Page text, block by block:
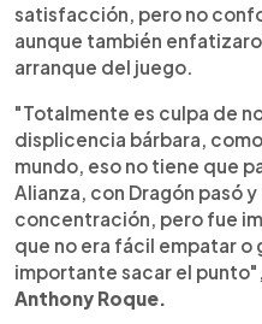
satisfacción, pero no
aunque también
arranque del juego.
"Totalmente es culpa de
displicencia bárbara,
mundo, eso no tiene que
Alianza, con Dragón pasó
concentración, pero fue
que no era fácil empatar o
importante sacar el
Anthony Roque.